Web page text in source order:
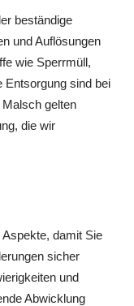
beständige
und Auflösungen
wie Sperrmüll,
Entsorgung sind bei
gelten
die wir
damit Sie
sicher
und
Abwicklung